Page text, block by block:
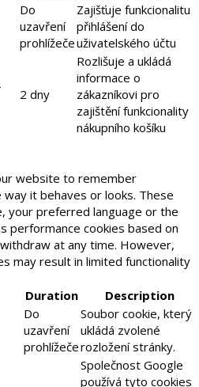
Do
uzavření
prohlížeče
Zajišťuje funkcionalitu
přihlášení do
uživatelského účtu
2 dny
Rozlišuje a ukládá
informace o
zákazníkovi pro
zajištění funkcionality
nákupního košíku
website to remember
it behaves or looks. These
your preferred language or the
performance cookies based on
at any time. However,
may result in limited functionality
Duration Description
Do
uzavření
prohlížeče
Soubor cookie, který
ukládá zvolené
rozložení stránky.
Společnost Google
používá tyto cookies